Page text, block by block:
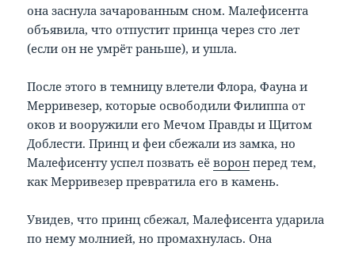
она заснула зачарованным сном. Малефисента
объявила, что отпустит принца через сто лет
(если он не умрёт раньше), и ушла.
После этого в темницу влетели Флора, Фауна и
Мерривезер, которые освободили Филиппа от
оков и вооружили его Мечом Правды и Щитом
Доблести. Принц и феи сбежали из замка, но
Малефисенту успел позвать еёворон перед тем,
как Мерривезер превратила его в камень.
Увидев, что принц сбежал, Малефисента ударила
по нему молнией, но промахнулась. Она